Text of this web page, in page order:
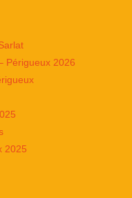
Périgueux 2026
2025